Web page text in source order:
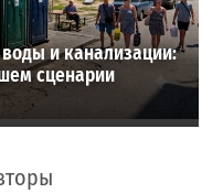
и канализации:
сценарии